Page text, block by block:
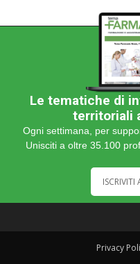
Le tematiche di
territoriali
Ogni settimana, per
Unisciti a oltre 35.100
ISCRIVITI
Privacy